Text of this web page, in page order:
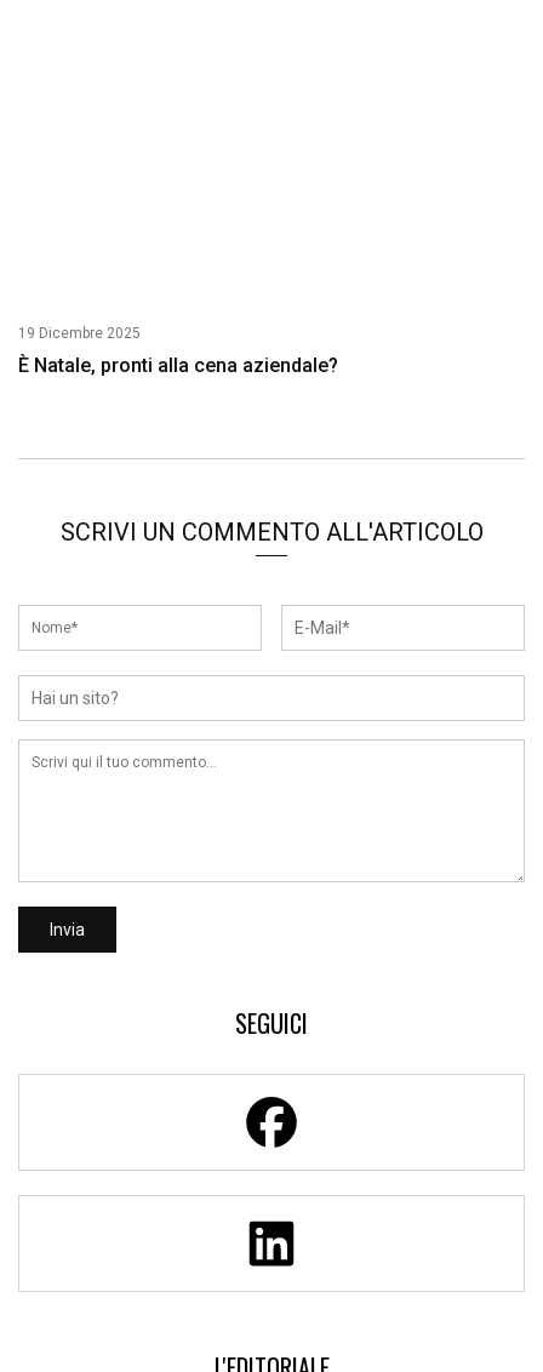
19 Dicembre 2025
È Natale, pronti alla cena aziendale?
SCRIVI UN COMMENTO ALL'ARTICOLO
SEGUICI